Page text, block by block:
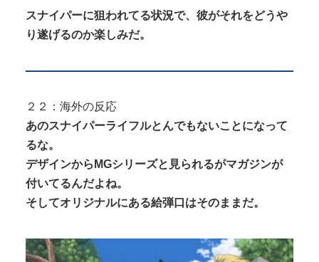
スナイパーに狙われてる状況で、彼がそれをどうや
り遂げるのか楽しみだ。
２２：海外の反応
あのスナイパーライフルとんでもないことになって
るな。
デザインからMGシリーズと見られるがマガジンが
付いてるんだよね。
そしてオリジナルにある給弾口はそのままだ。